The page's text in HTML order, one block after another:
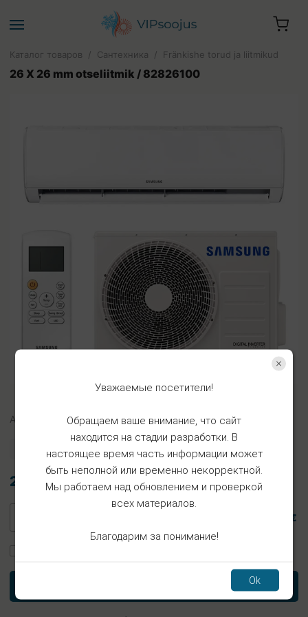
Ваша корзина пуста
Каталог товаров / Сантехника / Fränkishe torud ja liitmikud
26 X 26 mm otseliitmik / 82826100
Арт. FO26x26
2.96€
2.96 €
Уважаемые посетители!
Обращаем ваше внимание, что сайт
находится на стадии разработки. В
настоящее время часть информации может
быть неполной или временно некорректной.
Мы работаем над обновлением и проверкой
всех материалов.
Благодарим за понимание!
Ok